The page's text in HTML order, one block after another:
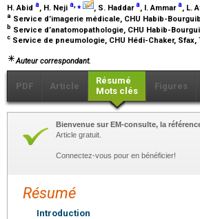
H. Abid a, H. Neji a,⁎ , S. Haddara, I. Ammara, L.
a Service d’imagerie médicale, CHU Habib-
b Service d’anatomopathologie, CHU Habib-
c Service de pneumologie, CHU Hédi-Chaker, Sfax,
Auteur correspondant.
PDF Article
Résumé
Mots clés
Figures
Bienvenue sur EM-consulte, la
Article gratuit.
Connectez-vous pour en bénéficier!
Résumé
Introduction